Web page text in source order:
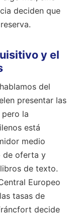
deciden que
y el
del
presentar las
la
está
medio
de oferta y
de texto.
Europeo
tasas de
decide